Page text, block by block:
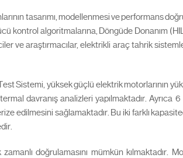
tasarımı, modellenmesi ve performans
kontrol algoritmalarına, Döngüde Donanım
ve araştırmacılar, elektrikli araç tahrik
Sistemi, yüksek güçlü elektrik motorlarının
davranış analizleri yapılmaktadır. Ayrıca
edilmesini sağlamaktadır. Bu iki farklı
doğrulamasını mümkün kılmaktadır.